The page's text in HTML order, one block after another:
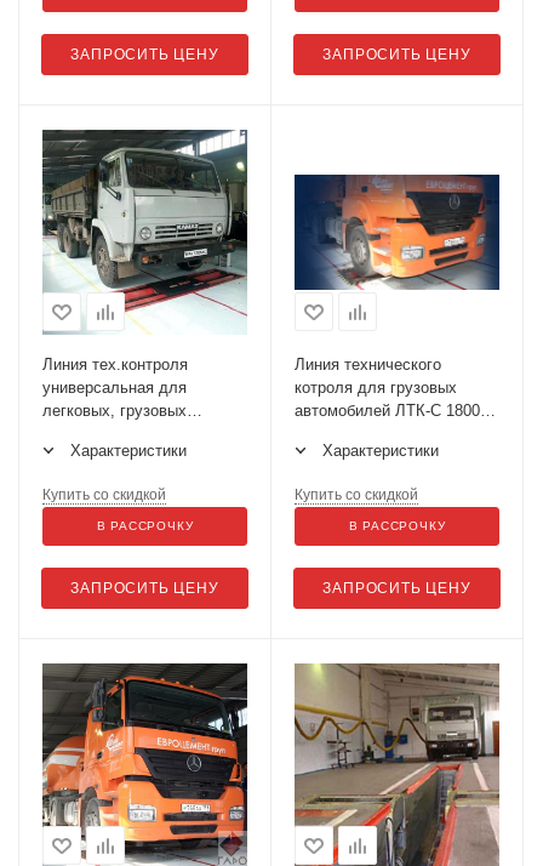
ЗАПРОСИТЬ ЦЕНУ ЗАПРОСИТЬ ЦЕНУ
Линия тех.контроля
универсальная для
легковых, грузовых
микроавтобусов до 16 т на
Характеристики
ЗАПРОСИТЬ ЦЕНУ
Купить со скидкой
В РАССРОЧКУ
Линия технического
котроля для грузовых
автомобилей ЛТК-С 18000
Характеристики
ЗАПРОСИТЬ ЦЕНУ
Купить со скидкой
В РАССРОЧКУ